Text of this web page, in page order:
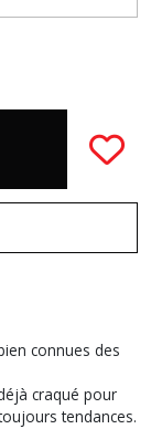
connues des
craqué pour
tendances.